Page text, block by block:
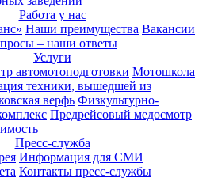
Работа у нас
Наши преимущества Вакансии
– наши ответы
Услуги
автомотоподготовки Мотошкола
техники, вышедшей из
верфь Физкультурно-
Предрейсовый медосмотр
Пресс-служба
Информация для СМИ
Контакты пресс-службы